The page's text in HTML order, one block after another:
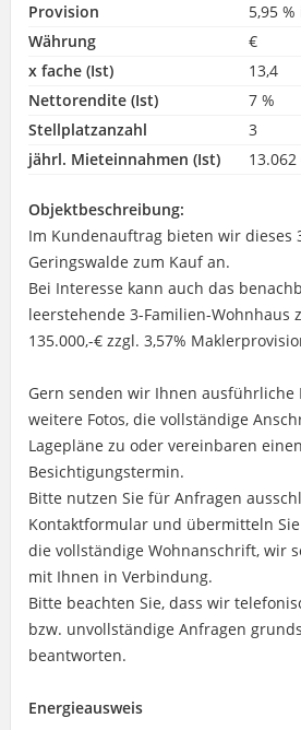
Provision
5,95
Währung
€
x fache (Ist)
13,4
Nettorendite (Ist)
7 %
Stellplatzanzahl
3
jährl. Mieteinnahmen (Ist)
13.062
Objektbeschreibung:
Im Kundenauftrag bieten wir dieses
Geringswalde zum Kauf an.
Bei Interesse kann auch das
leerstehende 3-Familien-Wohnhaus
135.000,-€ zzgl. 3,57%
Gern senden wir Ihnen ausführliche
weitere Fotos, die vollständige
Lagepläne zu oder vereinbaren einen
Besichtigungstermin.
Bitte nutzen Sie für Anfragen
Kontaktformular und übermitteln
die vollständige Wohnanschrift, wir
mit Ihnen in Verbindung.
Bitte beachten Sie, dass wir
bzw. unvollständige Anfragen
beantworten.
Energieausweis